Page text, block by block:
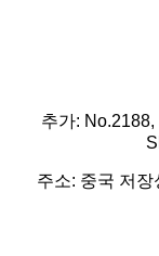
추가:
주소: 중국 저